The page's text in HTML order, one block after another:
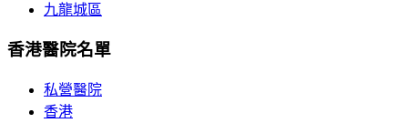
九龍城區
香港醫院名單
私營醫院
香港